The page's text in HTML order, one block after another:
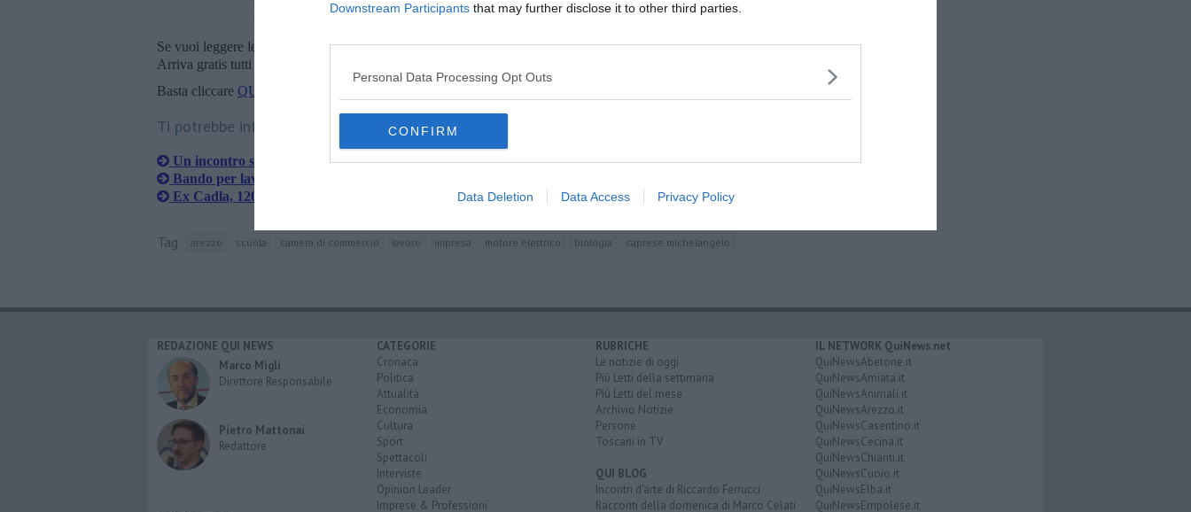
Downstream Participants that may further disclose it to other third parties.
Personal Data Processing Opt Outs
CONFIRM
Data Deletion Data Access Privacy Policy
Se vuoi leggere le notizie principali della Toscana iscriviti allaNewsletter QUInews - ToscanaMedia.
Arriva gratis tutti i giorni alle 20:00 direttamente nella tua casella di posta.
Basta cliccare QUI
Ti potrebbe interessare anche:
Un incontro sul rapporto tra scuola e teatro
Bando per lavoratori in mobilità o cassa
Ex Cadla, 120 lavoratori in mobilità
Tag arezzo scuola camera di commercio lavoro impresa motore elettrico biologia caprese michelangelo
REDAZIONE QUI NEWS
Marco Migli
Direttore Responsabile
Pietro Mattonai
Redattore
CATEGORIE
Cronaca
Politica
Attualità
Economia
Cultura
Sport
Spettacoli
Interviste
Opinion Leader
Imprese & Professioni
RUBRICHE
Le notizie di oggi
Più Letti della settimana
Più Letti del mese
Archivio Notizie
Persone
Toscani in TV
QUI BLOG
Incontri d'arte di Riccardo Ferrucci
Racconti della domenica di Marco Celati
IL NETWORK QuiNews.net
QuiNewsAbetone.it
QuiNewsAmiata.it
QuiNewsAnimali.it
QuiNewsArezzo.it
QuiNewsCasentino.it
QuiNewsCecina.it
QuiNewsChianti.it
QuiNewsCuoio.it
QuiNewsElba.it
QuiNewsEmpolese.it